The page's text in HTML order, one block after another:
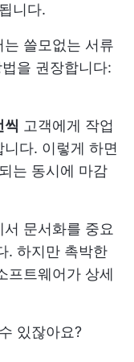
니다.
쓸모없는 서류
을 권장합니다:
씩 고객에게 작업
다. 이렇게 하면
는 동시에 마감
문서화를 중요
. 하지만 촉박한
프트웨어가 상세
있잖아요?